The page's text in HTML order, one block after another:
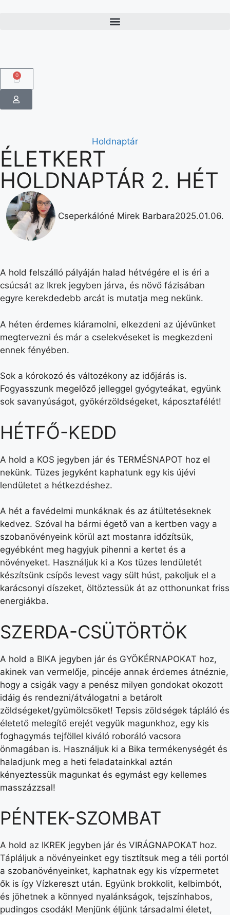
0
Holdnaptár
ÉLETKERT
HOLDNAPTÁR 2. HÉT
Cseperkálóné Mirek Barbara2025.01.06.
A hold felszálló pályáján halad hétvégére el is éri a
csúcsát az Ikrek jegyben járva, és növő fázisában
egyre kerekdedebb arcát is mutatja meg nekünk.
A héten érdemes kiáramolni, elkezdeni az újévünket
megtervezni és már a cselekvéseket is megkezdeni
ennek fényében.
Sok a kórokozó és változékony az időjárás is.
Fogyasszunk megelőző jelleggel gyógyteákat, együnk
sok savanyúságot, gyökérzöldségeket, káposztafélét!
HÉTFŐ-KEDD
A hold a KOS jegyben jár és TERMÉSNAPOT hoz el
nekünk. Tüzes jegyként kaphatunk egy kis újévi
lendületet a hétkezdéshez.
A hét a favédelmi munkáknak és az átültetéseknek
kedvez. Szóval ha bármi égető van a kertben vagy a
szobanövényeink körül azt mostanra időzítsük,
egyébként meg hagyjuk pihenni a kertet és a
növényeket. Használjuk ki a Kos tüzes lendületét
készítsünk csípős levest vagy sült húst, pakoljuk el a
karácsonyi díszeket, öltöztessük át az otthonunkat friss
energiákba.
SZERDA-CSÜTÖRTÖK
A hold a BIKA jegyben jár és GYÖKÉRNAPOKAT hoz,
akinek van vermelője, pincéje annak érdemes átnéznie,
hogy a csigák vagy a penész milyen gondokat okozott
idáig és rendezni/átválogatni a betárolt
zöldségeket/gyümölcsöket! Tepsis zöldségek tápláló és
életető melegítő erejét vegyük magunkhoz, egy kis
foghagymás tejföllel kiváló roboráló vacsora
önmagában is. Használjuk ki a Bika termékenységét és
haladjunk meg a heti feladatainkkal aztán
kényeztessük magunkat és egymást egy kellemes
masszázzsal!
PÉNTEK-SZOMBAT
A hold az IKREK jegyben jár és VIRÁGNAPOKAT hoz.
Tápláljuk a növényeinket egy tisztítsuk meg a téli portól
a szobanövényeinket, kaphatnak egy kis vízpermetet
ők is így Vízkereszt után. Együnk brokkolit, kelbimbót,
és jöhetnek a könnyed nyalánkságok, tejszínhabos,
pudingos csodák! Menjünk éljünk társadalmi életet,